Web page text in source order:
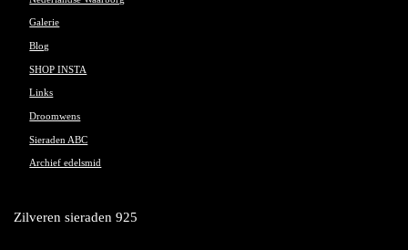
Galerie
Blog
SHOP INSTA
Links
Droomwens
Sieraden ABC
Archief edelsmid
Zilveren sieraden 925